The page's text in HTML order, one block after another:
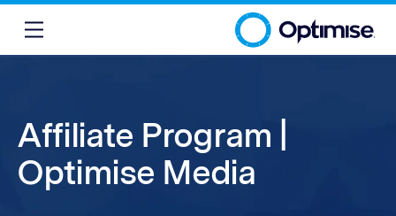
Affiliate Program |
Optimise Media